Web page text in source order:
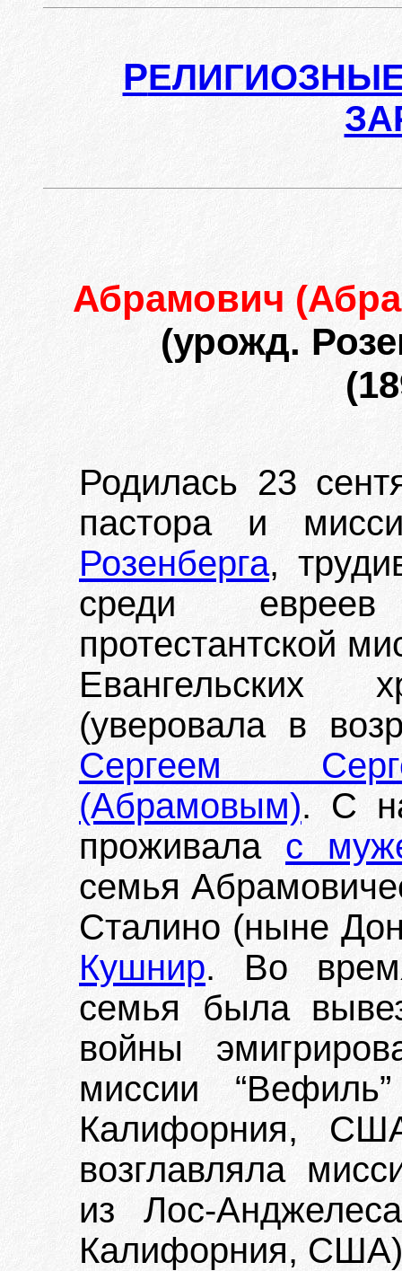
Р
Абрамович
(урожд.
Родилась 23
пастора и
Розенберга,
среди
протестантской
Евангельских
(уверовала в
Сергеем
(Абрамовым). С
проживала с
семья
Сталино (ныне
Кушнир. Во
семья была
войны
миссии
Калифорния,
возглавляла
из Лос-
Калифорния,